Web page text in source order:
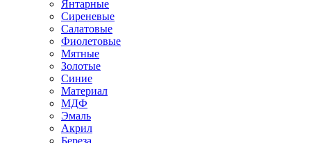
Янтарные
Сиреневые
Салатовые
Фиолетовые
Мятные
Золотые
Синие
Материал
МДФ
Эмаль
Акрил
Береза